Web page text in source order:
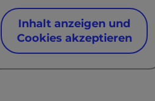
Inhalt anzeigen und
Cookies akzeptieren